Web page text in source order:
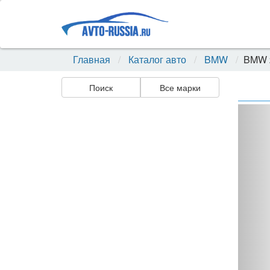
Главная Каталог авто BMW
Поиск Все марки